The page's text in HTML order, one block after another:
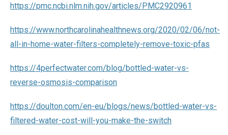
https://pmc.ncbi.nlm.nih.gov/articles/PMC2920961
https://www.northcarolinahealthnews.org/2020/02/06/not-
all-in-home-water-filters-completely-remove-toxic-pfas
https://4perfectwater.com/blog/bottled-water-vs-
reverse-osmosis-comparison
https://doulton.com/en-eu/blogs/news/bottled-water-vs-
filtered-water-cost-will-you-make-the-switch